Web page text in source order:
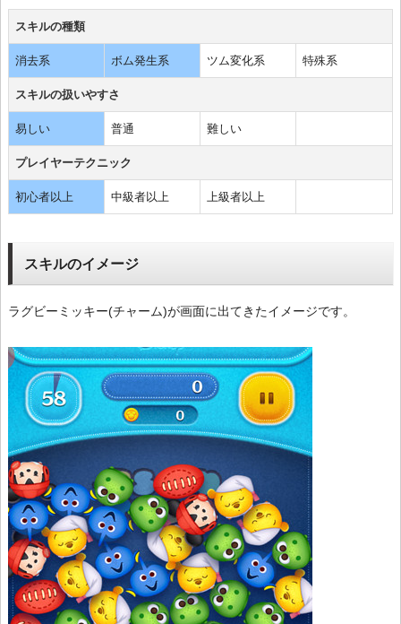
スキルの種類
消去系 ボム発生系 ツム変化系 特殊系
スキルの扱いやすさ
易しい 普通 難しい
プレイヤーテクニック
初心者以上 中級者以上 上級者以上
スキルのイメージ
ラグビーミッキー(チャーム)が画面に出てきたイメージです。